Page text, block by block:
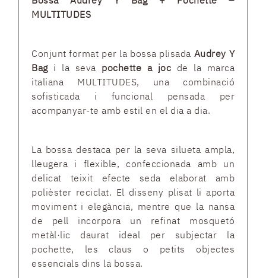
MULTITUDES
Conjunt format per la bossa plisada Audrey Y
Bagi la seva pochette a joc de la marca
italiana MULTITUDES, una combinació
sofisticada i funcional pensada per
acompanyar-te amb estil en el dia a dia.
La bossa destaca per la seva silueta ampla,
lleugera i flexible, confeccionada amb un
delicat teixit efecte seda elaborat amb
polièster reciclat. El disseny plisat li aporta
moviment i elegància, mentre que la nansa
de pell incorpora un refinat mosquetó
metàl·lic daurat ideal per subjectar la
pochette, les claus o petits objectes
essencials dins la bossa.